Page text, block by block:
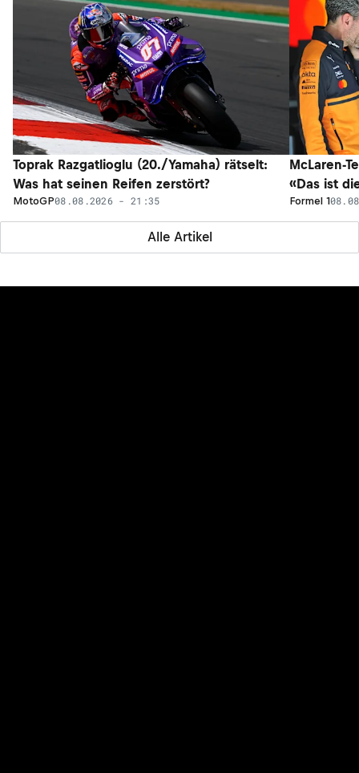
Alle Artikel
Toprak Razgatlioglu (20./Yamaha) rätselt:
Was hat seinen Reifen zerstört?
MotoGP08.08.2026 - 21:35
McLaren-
«Das ist
Formel 1